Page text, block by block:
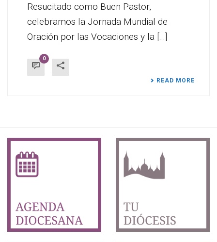
Resucitado como Buen Pastor,
celebramos la Jornada Mundial de
Oración por las Vocaciones y la [...]
0
READ MORE